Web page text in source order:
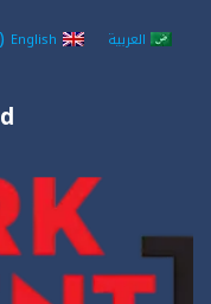
العربية English
(